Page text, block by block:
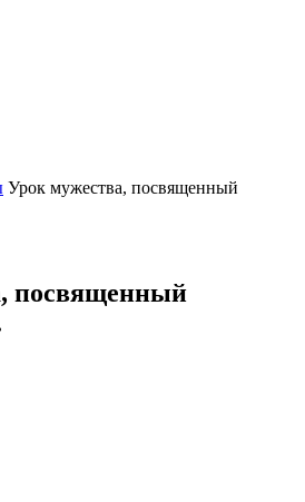
Урок мужества, посвященный
посвященный